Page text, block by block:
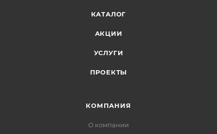
КАТАЛОГ
АКЦИИ
УСЛУГИ
ПРОЕКТЫ
КОМПАНИЯ
О компании